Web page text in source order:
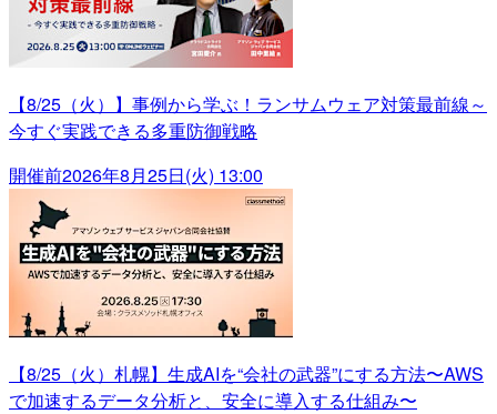
【8/25（火）】事例から学ぶ！ランサムウェア対策最前線～
今すぐ実践できる多重防御戦略
開催前2026年8月25日(火) 13:00
【8/25（火）札幌】生成AIを“会社の武器”にする方法〜AWS
で加速するデータ分析と、安全に導入する仕組み〜